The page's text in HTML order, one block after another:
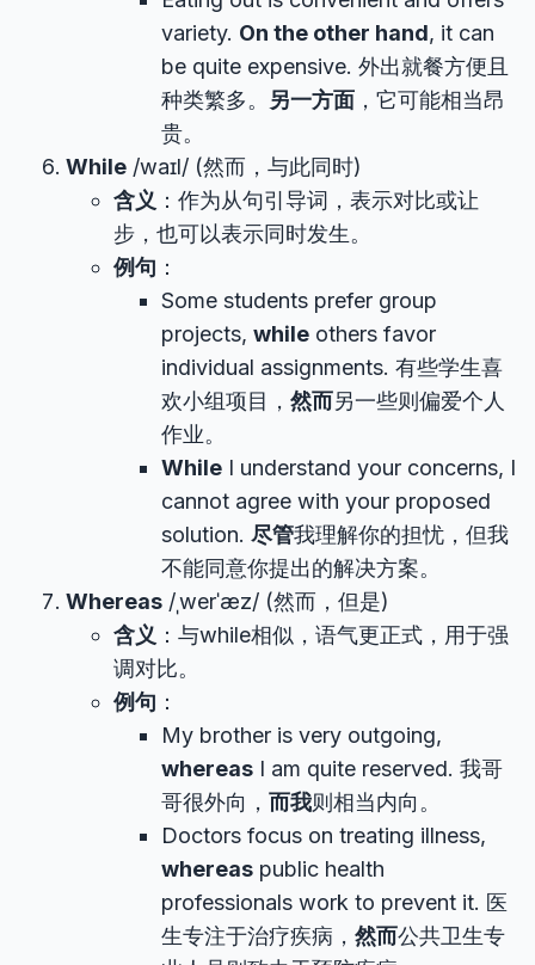
variety. On the other hand, it can
be quite expensive. 外出就餐方便且
种类繁多。 另一方面 ，它可能相当昂
贵。
While /waɪl/ (然而，与此同时)
含义 ：作为从句引导词，表示对比或让
步，也可以表示同时发生。
例句 ：
Some students prefer group
projects, while others favor
individual assignments. 有些学生喜
欢小组项目， 然而另一些则偏爱个人
作业。
While I understand your concerns, I
cannot agree with your proposed
solution. 尽管我理解你的担忧，但我
不能同意你提出的解决方案。
Whereas /ˌwerˈæz/ (然而，但是)
含义 ：与while相似，语气更正式，用于强
调对比。
例句 ：
My brother is very outgoing,
whereas I am quite reserved. 我哥
哥很外向， 而我则相当内向。
Doctors focus on treating illness,
whereas public health
professionals work to prevent it. 医
生专注于治疗疾病， 然而公共卫生专